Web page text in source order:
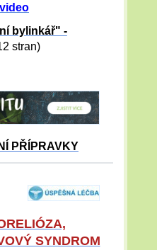
video
bylinkář" -
stran)
PŘÍPRAVKY
SYNDROM